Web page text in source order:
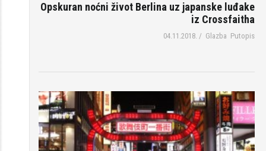
Opskuran noćni život Berlina uz japanske luđake
iz Crossfaitha
04.11.2018. / Glazba Putopis